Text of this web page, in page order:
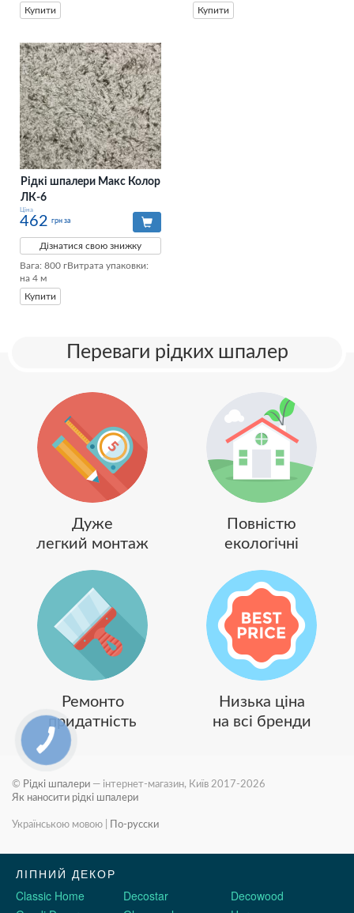
Купити
Купити
Рідкі шпалери Макс Колор
ЛК-6
Ціна
462 грн за
Дізнатися свою знижку
Вага: 800 гВитрата упаковки:
на 4 м
Купити
Переваги рідких шпалер
Дуже
легкий монтаж
Повністю
екологічні
Ремонто
придатність
Низька ціна
на всі бренди
© Рідкі шпалери — інтернет-магазин, Київ 2017-2026
Як наносити рідкі шпалери
Українською мовою По-русски
ЛІПНИЙ ДЕКОР
Classic Home
Decostar
Decowood